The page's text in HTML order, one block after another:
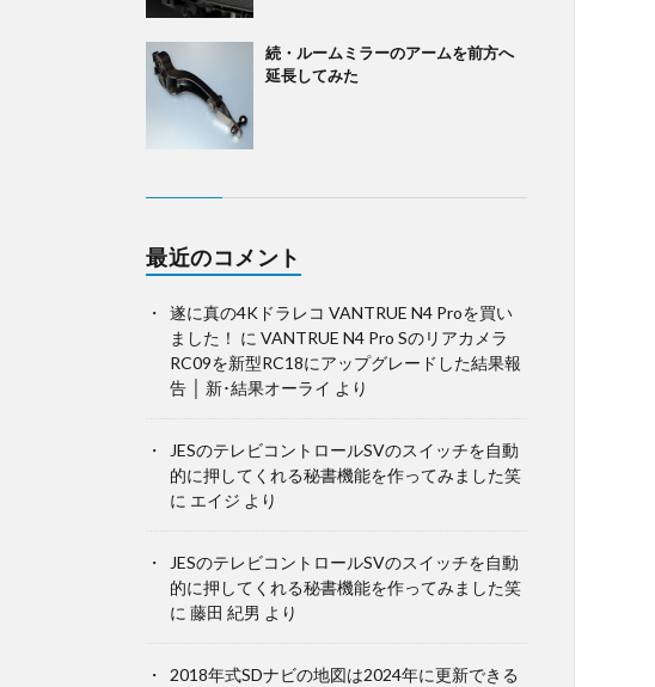
続・ルームミラーのアームを前方へ
延長してみた
最近のコメント
遂に真の4Kドラレコ VANTRUE N4 Proを買い
ました！ に VANTRUE N4 Pro Sのリアカメラ
RC09を新型RC18にアップグレードした結果報
告 │ 新･結果オーライ より
JESのテレビコントロールSVのスイッチを自動
的に押してくれる秘書機能を作ってみました笑
に エイジ より
JESのテレビコントロールSVのスイッチを自動
的に押してくれる秘書機能を作ってみました笑
に 藤田 紀男 より
2018年式SDナビの地図は2024年に更新できる